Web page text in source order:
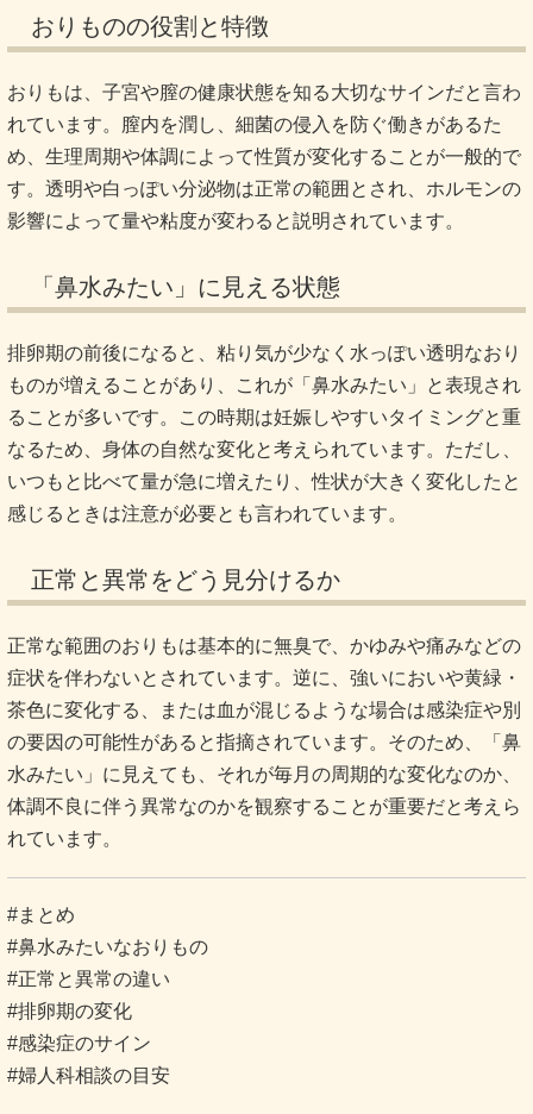
おりものの役割と特徴
おりもは、子宮や膣の健康状態を知る大切なサインだと言わ
れています。膣内を潤し、細菌の侵入を防ぐ働きがあるた
め、生理周期や体調によって性質が変化することが一般的で
す。透明や白っぽい分泌物は正常の範囲とされ、ホルモンの
影響によって量や粘度が変わると説明されています。
「鼻水みたい」に見える状態
排卵期の前後になると、粘り気が少なく水っぽい透明なおり
ものが増えることがあり、これが「鼻水みたい」と表現され
ることが多いです。この時期は妊娠しやすいタイミングと重
なるため、身体の自然な変化と考えられています。ただし、
いつもと比べて量が急に増えたり、性状が大きく変化したと
感じるときは注意が必要とも言われています。
正常と異常をどう見分けるか
正常な範囲のおりもは基本的に無臭で、かゆみや痛みなどの
症状を伴わないとされています。逆に、強いにおいや黄緑・
茶色に変化する、または血が混じるような場合は感染症や別
の要因の可能性があると指摘されています。そのため、「鼻
水みたい」に見えても、それが毎月の周期的な変化なのか、
体調不良に伴う異常なのかを観察することが重要だと考えら
れています。
#まとめ
#鼻水みたいなおりもの
#正常と異常の違い
#排卵期の変化
#感染症のサイン
#婦人科相談の目安